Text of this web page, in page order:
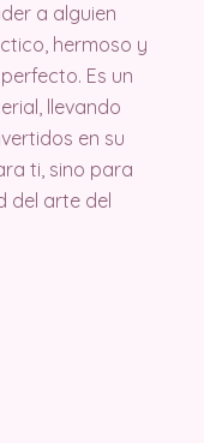
a alguien
hermoso y
Es un
llevando
en su
ti, sino para
del arte del